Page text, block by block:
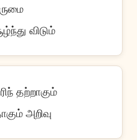
விடும்
தற்றாகும்
அறிவு